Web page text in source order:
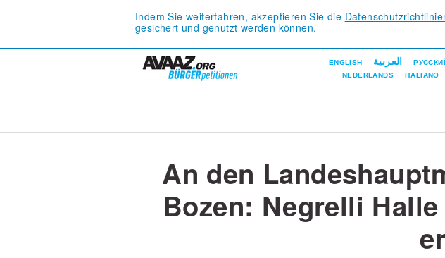
Indem Sie weiterfahren, akzeptieren Sie die
gesichert und genutzt werden können.
ENGLISH العربية
NEDERLANDS ITALIANO
An den
Bozen: Negrelli